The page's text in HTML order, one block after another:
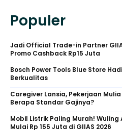
Populer
Jadi Official Trade-in Partner
Promo Cashback Rp15 Juta
Bosch Power Tools Blue Store
Berkualitas
Caregiver Lansia, Pekerjaan
Berapa Standar Gajinya?
Mobil Listrik Paling Murah! Wuling
Mulai Rp 155 Juta di GIIAS 2026